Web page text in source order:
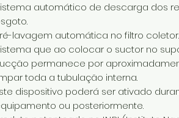
automático de descarga dos
lavagem automática no filtro coletor.
que ao colocar o suctor no
permanece por
toda a tubulação interna.
dispositivo poderá ser ativado
ou posteriormente.